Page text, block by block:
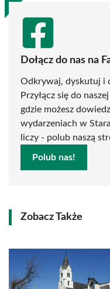
Dołącz do nas na
Odkrywaj, dyskutuj i
Przyłącz się do
gdzie możesz
wydarzeniach w
liczy - polub naszą
Polub nas!
Zobacz Także